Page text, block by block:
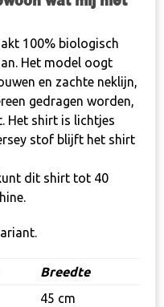
100% biologisch
Het model oogt
en zachte neklijn,
gedragen worden,
Het shirt is lichtjes
stof blijft het shirt
dit shirt tot 40
Breedte
45 cm